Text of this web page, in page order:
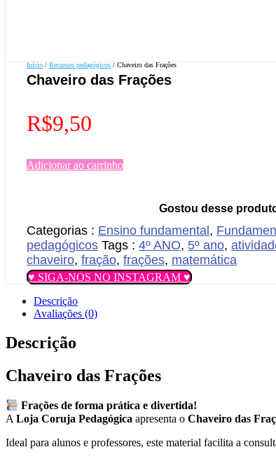
Início / Recursos pedagógicos / Chaveiro das Frações
Chaveiro das Frações
R$9,50
Adicionar ao carrinho
Gostou desse
Categorias : Ensino fundamental,
pedagógicos Tags : 4º ANO, 5º ano,
chaveiro, fração, frações, matemática
♥ SIGA-NOS NO INSTAGRAM ♥
Descrição
Avaliações (0)
Descrição
Chaveiro das Frações
Frações de forma prática e divertida!
A Loja Coruja Pedagógica apresenta o Chaveiro das
Ideal para alunos e professores, este material facilita a